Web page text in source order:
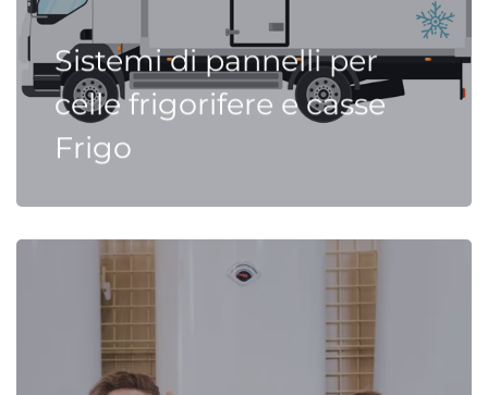
Sistemi di pannelli per
celle frigorifere e casse
Frigo